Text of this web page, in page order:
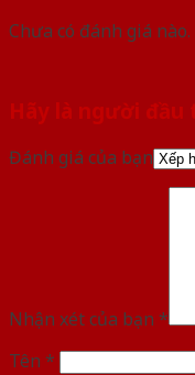
Chưa có đánh giá nào.
Hãy là người đầu
Đánh giá của bạn
Nhận xét của bạn *
Tên *